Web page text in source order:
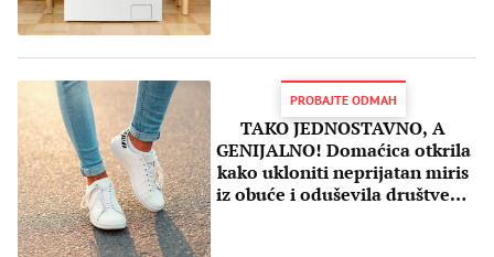
PROBAJTE ODMAH
TAKO JEDNOSTAVNO, A
GENIJALNO! Domaćica otkrila
kako ukloniti neprijatan miris
iz obuće i oduševila društvene